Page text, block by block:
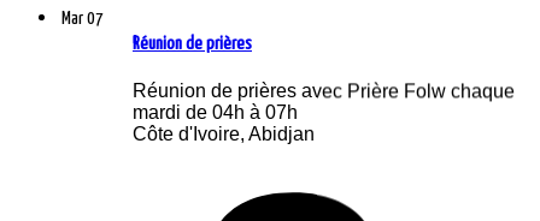
Mar 07
Réunion de prières
Réunion de prières avec Prière Folw chaque
mardi de 04h à 07h
Côte d'Ivoire, Abidjan